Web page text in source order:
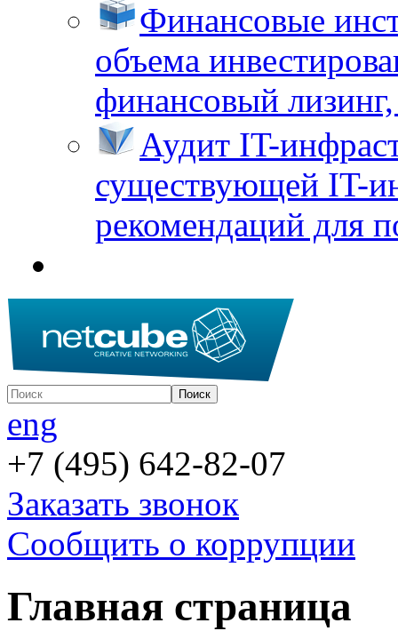
Финансовые
объема
финансовый
Аудит IT-
существующей IT-
рекомендаций для
eng
+7 (495) 642-82-07
Заказать звонок
Сообщить о коррупции
Главная страница